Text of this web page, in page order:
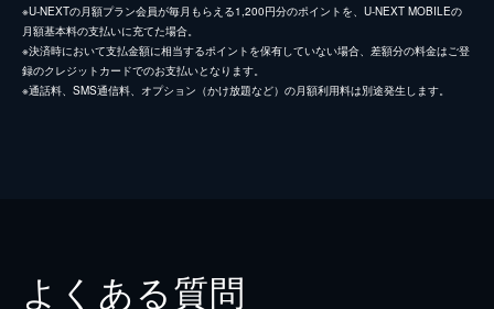
※U-NEXTの月額プラン会員が毎月もらえる1,200円分のポイントを、U-NEXT MOBILEの
月額基本料の支払いに充てた場合。
※決済時において支払金額に相当するポイントを保有していない場合、差額分の料金はご登
録のクレジットカードでのお支払いとなります。
※通話料、SMS通信料、オプション（かけ放題など）の月額利用料は別途発生します。
よくある質問